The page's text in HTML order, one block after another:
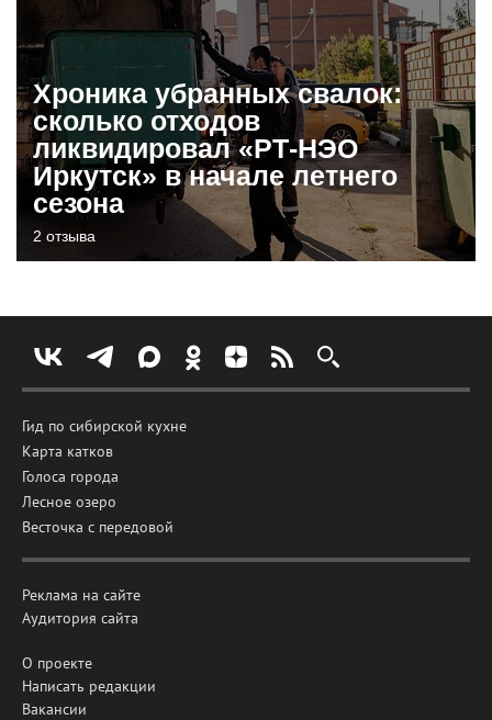
Хроника убранных свалок:
сколько отходов
ликвидировал «РТ-НЭО
Иркутск» в начале летнего
сезона
2 отзыва
Гид по сибирской кухне
Карта катков
Голоса города
Лесное озеро
Весточка с передовой
Реклама на сайте
Аудитория сайта
О проекте
Написать редакции
Вакансии